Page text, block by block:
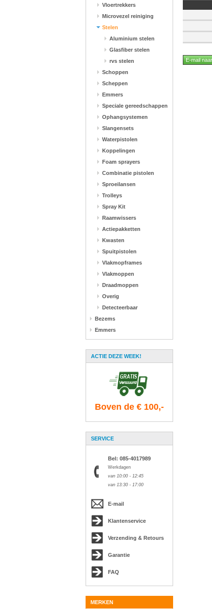
Vloertrekkers
Microvezel reiniging
Stelen
Aluminium stelen
Glasfiber stelen
rvs stelen
Schoppen
Scheppen
Emmers
Speciale gereedschappen
Ophangsystemen
Slangensets
Waterpistolen
Koppelingen
Foam sprayers
Combinatie pistolen
Sproeilansen
Trolleys
Spray Kit
Raamwissers
Actiepakketten
Kwasten
Spuitpistolen
Vlakmopframes
Vlakmoppen
Draadmoppen
Overig
Detecteerbaar
Bezems
Emmers
ACTIE DEZE WEEK!
Boven de € 100,-
SERVICE
Bel: 085-4017989
Werkdagen
van 10:00 - 12:45
van 13:30 - 17:00
E-mail
Klantenservice
Verzending & Retours
Garantie
FAQ
MERKEN